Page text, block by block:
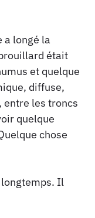
a longé la
était
et quelque
diffuse,
les troncs
quelque
chose
Il